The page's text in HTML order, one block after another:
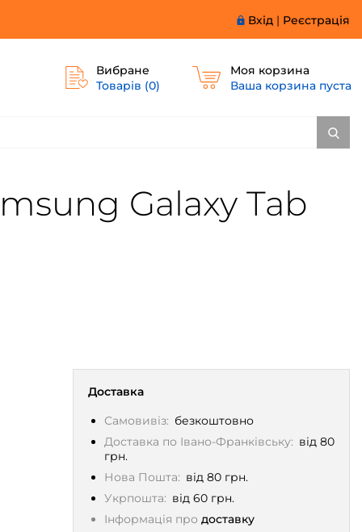
Вхід | Реєстрація
Вибране
Товарів (0)
Моя корзина
Ваша корзина пуста
Galaxy Tab
Доставка
Самовивіз: безкоштовно
Доставка по Івано-Франківську: від 80
грн.
Нова Пошта: від 80 грн.
Укрпошта: від 60 грн.
Інформація про доставку